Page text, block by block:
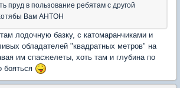
пруд в пользование ребятам с другой
Вам AHTOH
лодочную базку, с катомаранчиками и
обладателей "квадратных метров" на
им спасжелеты, хоть там и глубина по
бояться